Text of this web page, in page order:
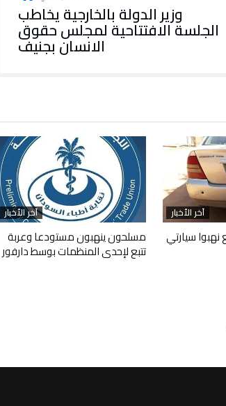
وزير الدولة بالخارجية يخاطب
الجلسة الافتتاحية لمجلس حقوق
الانسان بجنيف
آخر الأخبار
سيارتي
آخر الأخبار
مسلحون ينهبون مستودعا وعربة
تتبع لإحدى المنظمات بوسط دارفور